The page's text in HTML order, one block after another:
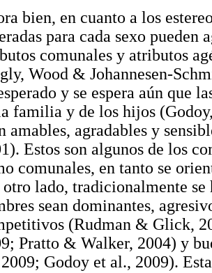
bien, en cuanto a los
para cada sexo pueden
comunales y atributos
Wood & Johannesen-
y se espera aún que
familia y de los hijos
amables, agradables y
Estos son algunos de los
comunales, en tanto se
otro lado, tradicionalmente se
sean dominantes,
(Rudman & Glick,
Pratto & Walker, 2004) y
Godoy et al., 2009).